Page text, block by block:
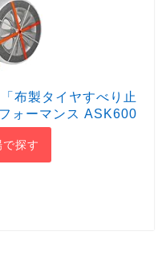
布製タイヤすべり止
ォーマンス ASK600
探す